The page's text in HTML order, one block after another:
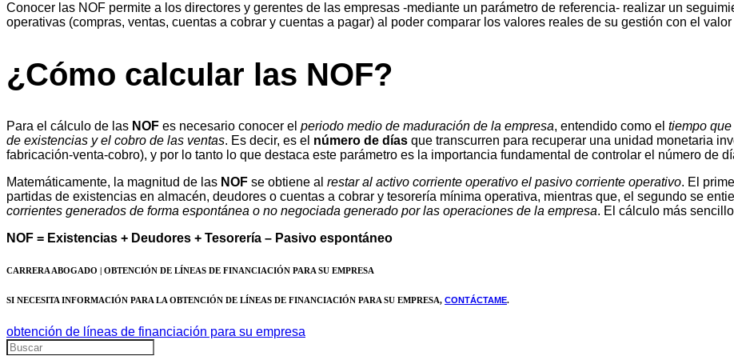
Conocer las NOF permite a los directores y gerentes de las empresas -mediante un parámetro de referencia- realizar un
operativas (compras, ventas, cuentas a cobrar y cuentas a pagar) al poder comparar los valores reales de su gestión con el
¿Cómo calcular las NOF?
Para el cálculo de las NOF es necesario conocer el periodo medio de maduración de la empresa, entendido como el tiempo
de existencias y el cobro de las ventas. Es decir, es el número de días que transcurren para recuperar una unidad monetaria
fabricación-venta-cobro), y por lo tanto lo que destaca este parámetro es la importancia fundamental de controlar el número de
Matemáticamente, la magnitud de las NOF se obtiene al restar al activo corriente operativo el pasivo corriente operativo. El
partidas de existencias en almacén, deudores o cuentas a cobrar y tesorería mínima operativa, mientras que, el segundo se
corrientes generados de forma espontánea o no negociada generado por las operaciones de la empresa. El cálculo más
NOF = Existencias + Deudores + Tesorería – Pasivo espontáneo
CARRERA ABOGADO | OBTENCIÓN DE LÍNEAS DE FINANCIACIÓN PARA SU EMPRESA
SI NECESITA INFORMACIÓN PARA LA OBTENCIÓN DE LÍNEAS DE FINANCIACIÓN PARA SU EMPRESA, CONTÁCTAME.
obtención de líneas de financiación para su empresa